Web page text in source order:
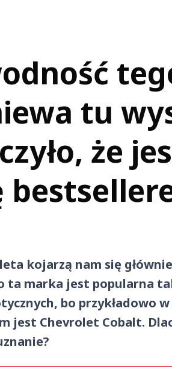
tu
że
kojarzą nam się
ta marka jest popularna
bo przykładowo
jest Chevrolet Cobalt.